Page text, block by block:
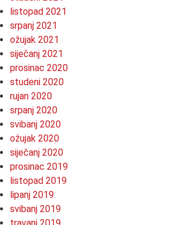
listopad 2021
srpanj 2021
ožujak 2021
siječanj 2021
prosinac 2020
studeni 2020
rujan 2020
srpanj 2020
svibanj 2020
ožujak 2020
siječanj 2020
prosinac 2019
listopad 2019
lipanj 2019
svibanj 2019